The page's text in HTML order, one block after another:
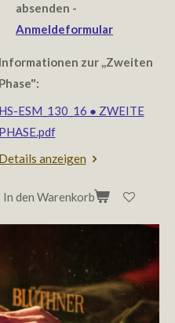
absenden -
Anmeldeformular
Informationen zur ,,Zweiten
Phase":
HS-ESM_130_16 ● ZWEITE
PHASE.pdf
Details anzeigen
In den Warenkorb